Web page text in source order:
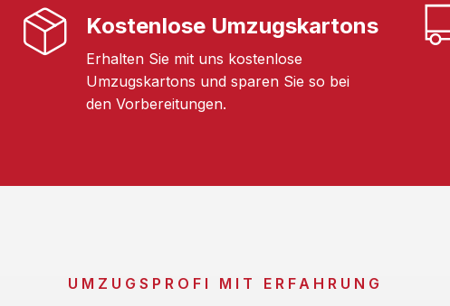
Kostenlose Umzugskartons
Erhalten Sie mit uns kostenlose
Umzugskartons und sparen Sie so bei
den Vorbereitungen.
UMZUGSPROFI MIT ERFAHRUNG